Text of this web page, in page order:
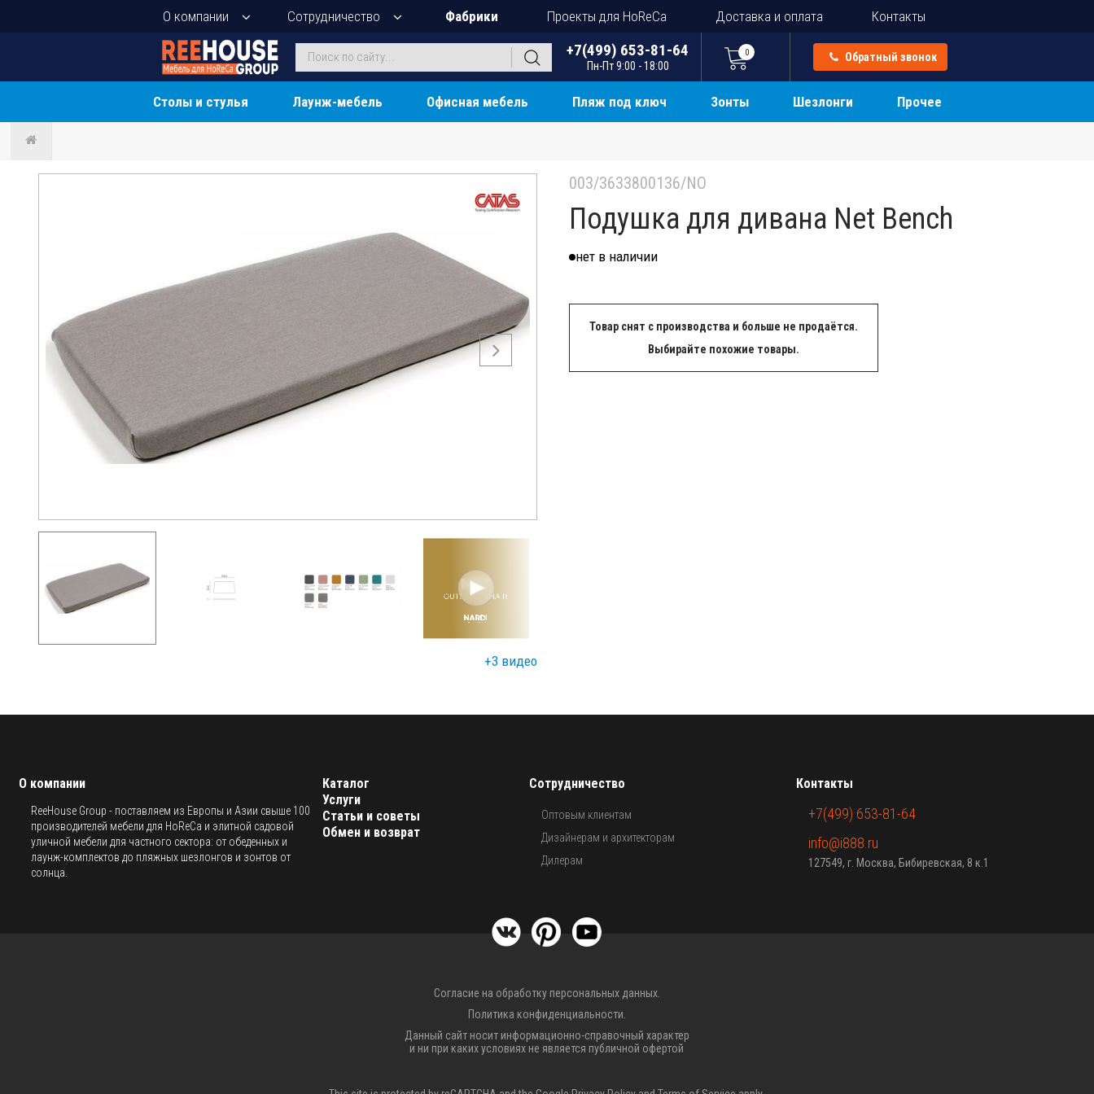
О компании Сотрудничество Фабрики Проекты для HoReCa Доставка и оплата Контакты
+7(499) 653-81-64
Пн-Пт 9:00 - 18:00
0 Обратный звонок
Столы и стулья Лаунж-мебель Офисная мебель Пляж под ключ Зонты Шезлонги Прочее
+3 видео
003/3633800136/NO
Подушка для дивана Net Bench
нет в наличии
Товар снят с производства и больше не продаётся.
Выбирайте похожие товары.
О компании
ReeHouse Group - поставляем из Европы и Азии свыше 100
производителей мебели для HoReCa и элитной садовой
уличной мебели для частного сектора: от обеденных и
лаунж-комплектов до пляжных шезлонгов и зонтов от
солнца.
Каталог
Услуги
Статьи и советы
Обмен и возврат
Сотрудничество
Оптовым клиентам
Дизайнерам и архитекторам
Дилерам
Контакты
+7(499) 653-81-64
info@i888.ru
127549, г. Москва, Бибиревская, 8 к.1
Согласие на обработку персональных данных.
Политика конфиденциальности.
Данный сайт носит информационно-справочный характер
и ни при каких условиях не является публичной офертой